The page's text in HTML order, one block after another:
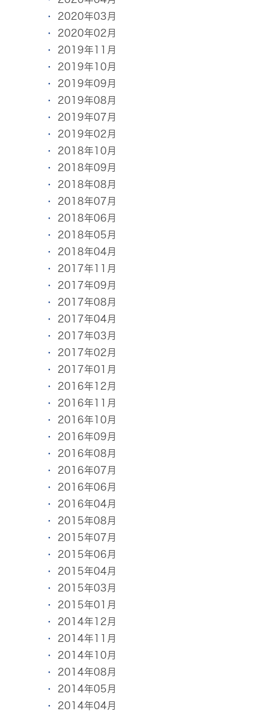
2020年03月
2020年02月
2019年11月
2019年10月
2019年09月
2019年08月
2019年07月
2019年02月
2018年10月
2018年09月
2018年08月
2018年07月
2018年06月
2018年05月
2018年04月
2017年11月
2017年09月
2017年08月
2017年04月
2017年03月
2017年02月
2017年01月
2016年12月
2016年11月
2016年10月
2016年09月
2016年08月
2016年07月
2016年06月
2016年04月
2015年08月
2015年07月
2015年06月
2015年04月
2015年03月
2015年01月
2014年12月
2014年11月
2014年10月
2014年08月
2014年05月
2014年04月